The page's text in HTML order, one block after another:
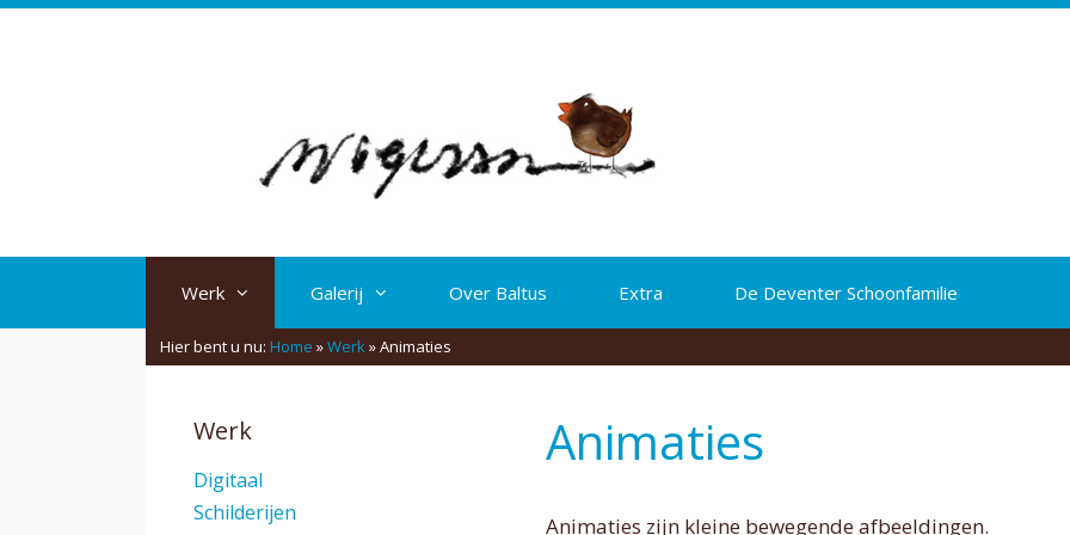
Spring
Werk Galerij Over Baltus Extra De Deventer Schoonfamilie
Hier bent u nu: Home »Werk»Animaties
Animaties
Animaties zijn kleine bewegende afbeeldingen.
Werk
Digitaal
Schilderijen